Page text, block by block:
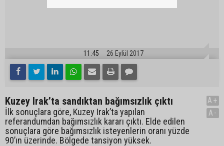
11:45 26 Eylül 2017
Kuzey Irak’ta sandıktan bağımsızlık çıktı
İlk sonuçlara göre, Kuzey Irak’ta yapılan
referandumdan bağımsızlık kararı çıktı. Elde edilen
sonuçlara göre bağımsızlık isteyenlerin oranı yüzde
90’ın üzerinde. Bölgede tansiyon yüksek.
A+
A-